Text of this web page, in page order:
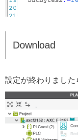
Download
設定が終わりました